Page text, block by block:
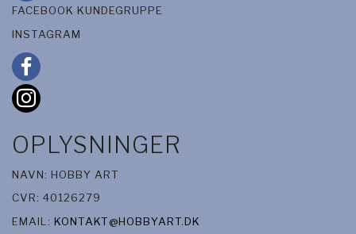
FACEBOOK KUNDEGRUPPE
INSTAGRAM
OPLYSNINGER
NAVN: HOBBY ART
CVR: 40126279
EMAIL: KONTAKT@HOBBYART.DK